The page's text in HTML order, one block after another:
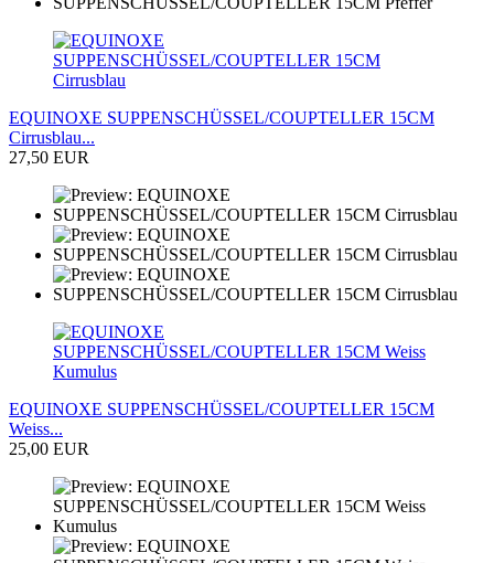
EQUINOXE SUPPENSCHÜSSEL/COUPTELLER 15CM
Cirrusblau...
27,50 EUR
EQUINOXE SUPPENSCHÜSSEL/COUPTELLER 15CM
Weiss...
25,00 EUR